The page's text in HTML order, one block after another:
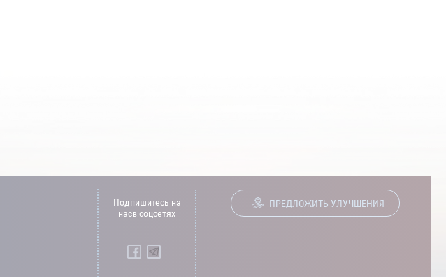
Подпишитесь на
насв соцсетях
ПРЕДЛОЖИТЬ УЛУЧШЕНИЯ